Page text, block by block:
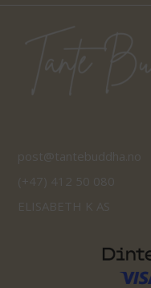
post@tantebuddha.no
(+47) 412 50 080
ELISABETH K AS